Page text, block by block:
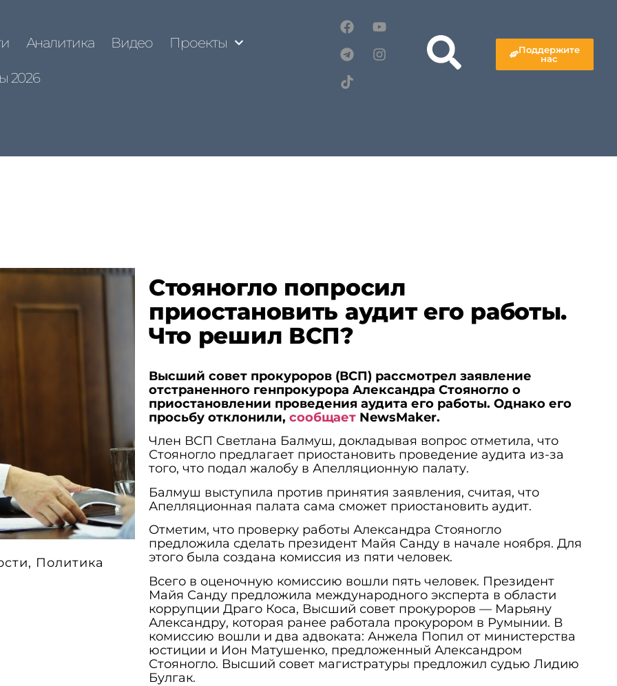
Аналитика Видео Проекты
2026
Поддержите
нас
, Политика
Стояногло попросил
приостановить аудит его работы.
Что решил ВСП?
Высший совет прокуроров (ВСП) рассмотрел заявление
отстраненного генпрокурора Александра Стояногло о
приостановлении проведения аудита его работы. Однако его
просьбу отклонили, сообщаетNewsMaker.
Член ВСП Светлана Балмуш, докладывая вопрос отметила, что
Стояногло предлагает приостановить проведение аудита из-за
того, что подал жалобу в Апелляционную палату.
Балмуш выступила против принятия заявления, считая, что
Апелляционная палата сама сможет приостановить аудит.
Отметим, что проверку работы Александра Стояногло
предложила сделать президент Майя Санду в начале ноября. Для
этого была создана комиссия из пяти человек.
Всего в оценочную комиссию вошли пять человек. Президент
Майя Санду предложила международного эксперта в области
коррупции Драго Коса, Высший совет прокуроров — Марьяну
Александру, которая ранее работала прокурором в Румынии. В
комиссию вошли и два адвоката: Анжела Попил от министерства
юстиции и Ион Матушенко, предложенный Александром
Стояногло. Высший совет магистратуры предложил судью Лидию
Булгак.